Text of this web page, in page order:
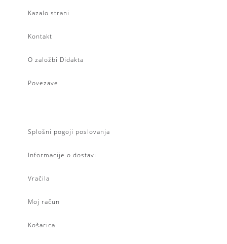
Kazalo strani
Kontakt
O založbi Didakta
Povezave
Splošni pogoji poslovanja
Informacije o dostavi
Vračila
Moj račun
Košarica